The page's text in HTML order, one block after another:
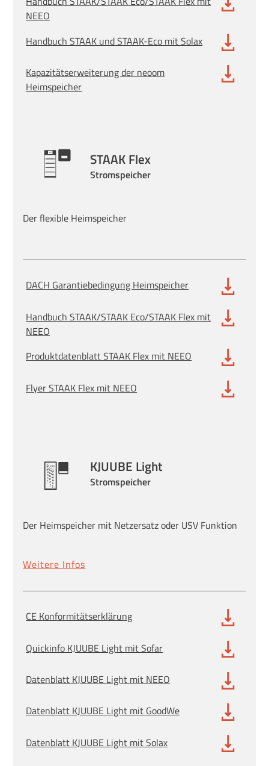
NEEO
Handbuch STAAK und STAAK-Eco mit Solax
Kapazitätserweiterung der neoom
Heimspeicher
STAAK Flex
Stromspeicher
Der flexible Heimspeicher
DACH Garantiebedingung Heimspeicher
Handbuch STAAK/STAAK Eco/STAAK Flex mit
NEEO
Produktdatenblatt STAAK Flex mit NEEO
Flyer STAAK Flex mit NEEO
KJUUBE Light
Stromspeicher
Der Heimspeicher mit Netzersatz oder USV Funktion
Weitere Infos
CE Konformitätserklärung
Quickinfo KJUUBE Light mit Sofar
Datenblatt KJUUBE Light mit NEEO
Datenblatt KJUUBE Light mit GoodWe
Datenblatt KJUUBE Light mit Solax